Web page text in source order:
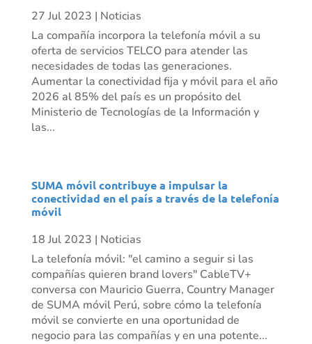
27 Jul 2023 | Noticias
La compañía incorpora la telefonía móvil a su
oferta de servicios TELCO para atender las
necesidades de todas las generaciones.
Aumentar la conectividad fija y móvil para el año
2026 al 85% del país es un propósito del
Ministerio de Tecnologías de la Información y
las...
SUMA móvil contribuye a impulsar la
conectividad en el país a través de la telefonía
móvil
18 Jul 2023 | Noticias
La telefonía móvil: "el camino a seguir si las
compañías quieren brand lovers" CableTV+
conversa con Mauricio Guerra, Country Manager
de SUMA móvil Perú, sobre cómo la telefonía
móvil se convierte en una oportunidad de
negocio para las compañías y en una potente...